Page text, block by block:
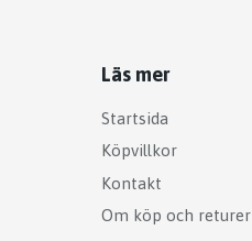
Läs mer
Startsida
Köpvillkor
Kontakt
Om köp och returer